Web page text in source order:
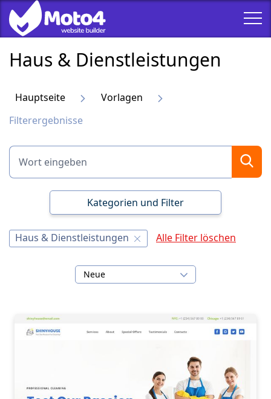
Haus & Dienstleistungen
Hauptseite
Vorlagen
Filterergebnisse
Kategorien und Filter
Haus & Dienstleistungen Alle Filter löschen
Neue